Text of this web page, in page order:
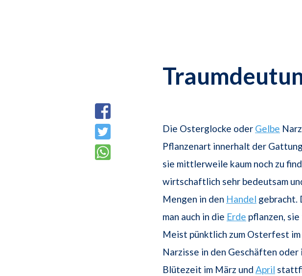
Die Osterglocke oder Gelbe
Pflanzenart innerhalt der
sie mittlerweile kaum noch zu
wirtschaftlich sehr bedeutsam
Mengen in den Handel gebracht.
man auch in die Erde pflanzen,
Meist pünktlich zum Osterfest
Narzisse in den Geschäften oder
Blütezeit im März und April